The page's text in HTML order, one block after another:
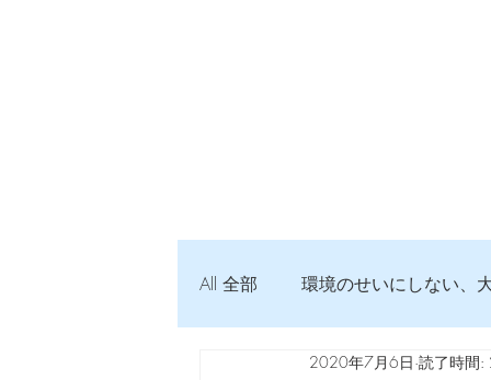
All 全部 環境のせいにしない、
弦交換の記録 DTM 始め
2020年7月6日 読了時間: